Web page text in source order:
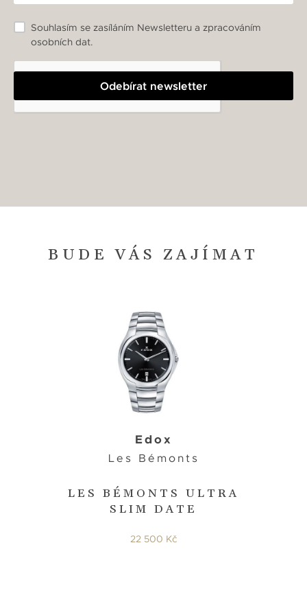
Odebírat newsletter
Souhlasím se zasíláním Newsletteru a zpracováním
osobních dat.
BUDE VÁS ZAJÍMAT
LES BÉMONTS ULTRA
SLIM DATE
Edox
Les Bémonts
22 500 Kč